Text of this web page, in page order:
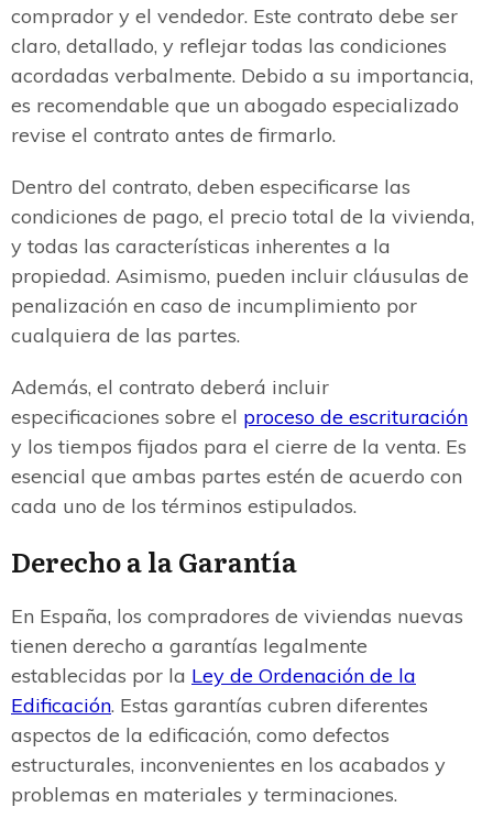
comprador y el vendedor. Este contrato debe ser
claro, detallado, y reflejar todas las condiciones
acordadas verbalmente. Debido a su importancia,
es recomendable que un abogado especializado
revise el contrato antes de firmarlo.
Dentro del contrato, deben especificarse las
condiciones de pago, el precio total de la vivienda,
y todas las características inherentes a la
propiedad. Asimismo, pueden incluir cláusulas de
penalización en caso de incumplimiento por
cualquiera de las partes.
Además, el contrato deberá incluir
especificaciones sobre el proceso de escrituración
y los tiempos fijados para el cierre de la venta. Es
esencial que ambas partes estén de acuerdo con
cada uno de los términos estipulados.
Derecho a la Garantía
En España, los compradores de viviendas nuevas
tienen derecho a garantías legalmente
establecidas por la Ley de Ordenación de la
Edificación. Estas garantías cubren diferentes
aspectos de la edificación, como defectos
estructurales, inconvenientes en los acabados y
problemas en materiales y terminaciones.